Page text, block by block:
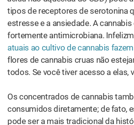
2022. As misturas de THC + CBD
disponíveis no mercado atual.
Você pode até obter misturas de
proporções específicas. Do ponto
perspectiva é bastante
diferentes proporções funcionem
determinadas condições de saúde;
proporção de 20:1 CBD:THC
epilepsia pediátrica, enquanto uma